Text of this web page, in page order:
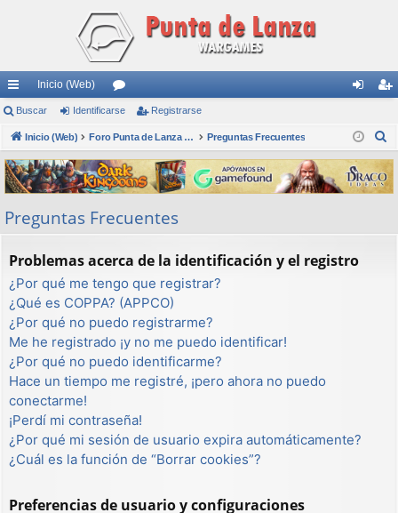
nl
ac
es
rá
pi
Inicio (Web)
or
os nti
fic
ar
ist
ra
rs
Buscar Identificarse Registrarse
Inicio (Web) Foro Punta de Lanza Wargames Preguntas Frecuentes
s
c
r
Preguntas Frecuentes
Problemas acerca de la identificación y el registro
¿Por qué me tengo que registrar?
¿Qué es COPPA? (APPCO)
¿Por qué no puedo registrarme?
Me he registrado ¡y no me puedo identificar!
¿Por qué no puedo identificarme?
Hace un tiempo me registré, ¡pero ahora no puedo
conectarme!
¡Perdí mi contraseña!
¿Por qué mi sesión de usuario expira automáticamente?
¿Cuál es la función de “Borrar cookies”?
Preferencias de usuario y configuraciones